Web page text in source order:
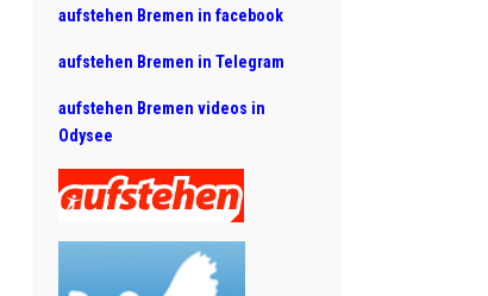
aufstehen Bremen in facebook
aufstehen Bremen in Telegram
aufstehen Bremen videos in
Odysee